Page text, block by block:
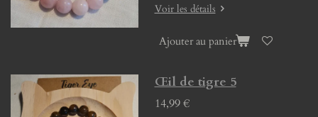
Voir les détails
Ajouter au panier
Œil de tigre 5
14,99 €